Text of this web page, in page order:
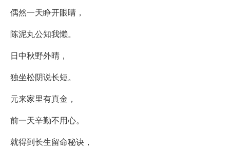
偶然一天睁开眼睛，
陈泥丸公知我懒。
日中秋野外晴，
独坐松阴说长短。
元来家里有真金，
前一天辛勤不用心。
就得到长生留命秘诀，